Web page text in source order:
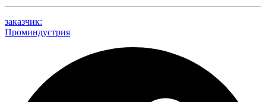
заказчик:
Проминдустрия